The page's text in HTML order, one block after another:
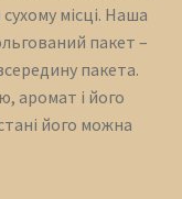
місці. Наша
пакет –
пакета.
аромат і його
його можна